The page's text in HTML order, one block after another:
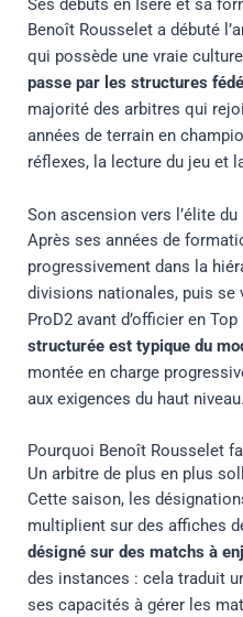
Ses débuts en Isère et sa
Benoît Rousselet a débuté
qui possède une vraie
passe par les structures
majorité des arbitres qui
années de terrain en
réflexes, la lecture du jeu et
Son ascension vers l’élite
Après ses années de
progressivement dans la
divisions nationales, puis se
ProD2 avant d’officier en Top
structurée est typique du
montée en charge
aux exigences du haut niveau.
Pourquoi Benoît Rousselet
Un arbitre de plus en plus
Cette saison, les
multiplient sur des affiches
désigné sur des matchs à
des instances : cela traduit
ses capacités à gérer les